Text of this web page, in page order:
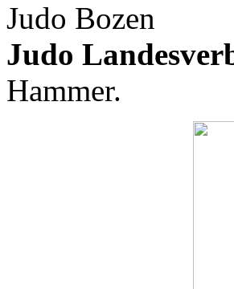
Judo
Judo
Hammer.